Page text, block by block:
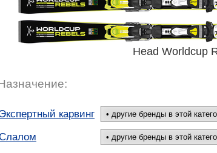
Head Worldcup
Экспертный карвинг